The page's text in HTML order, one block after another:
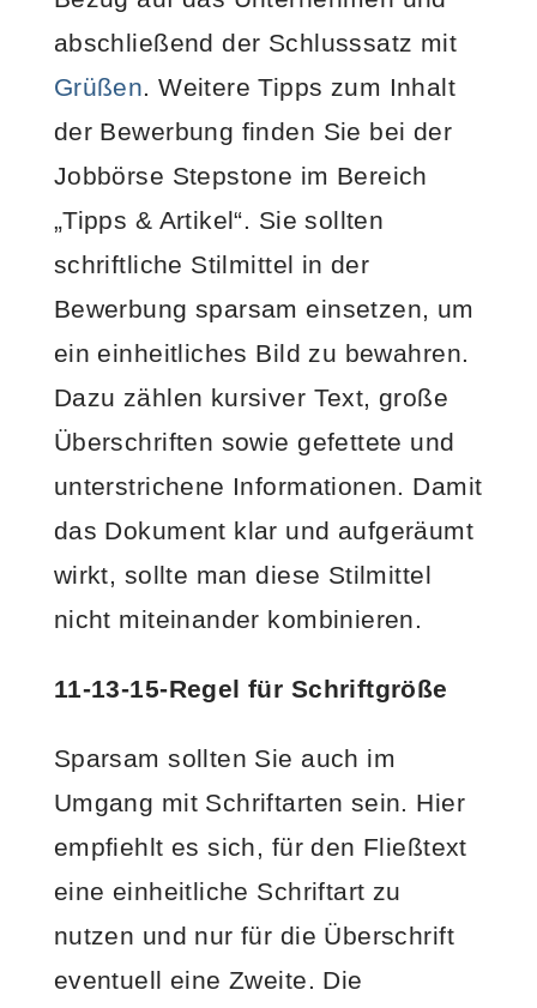
abschließend der Schlusssatz mit
Grüßen. Weitere Tipps zum Inhalt
der Bewerbung finden Sie bei der
Jobbörse Stepstone im Bereich
„Tipps & Artikel“. Sie sollten
schriftliche Stilmittel in der
Bewerbung sparsam einsetzen, um
ein einheitliches Bild zu bewahren.
Dazu zählen kursiver Text, große
Überschriften sowie gefettete und
unterstrichene Informationen. Damit
das Dokument klar und aufgeräumt
wirkt, sollte man diese Stilmittel
nicht miteinander kombinieren.
11-13-15-Regel für Schriftgröße
Sparsam sollten Sie auch im
Umgang mit Schriftarten sein. Hier
empfiehlt es sich, für den Fließtext
eine einheitliche Schriftart zu
nutzen und nur für die Überschrift
eventuell eine Zweite. Die